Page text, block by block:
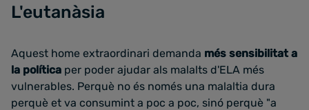
L'eutanàsia
Aquest home extraordinari demanda més sensibilitat a
la política per poder ajudar als malalts d'ELA més
vulnerables. Perquè no és només una malaltia dura
perquè et va consumint a poc a poc, sinó perquè "a